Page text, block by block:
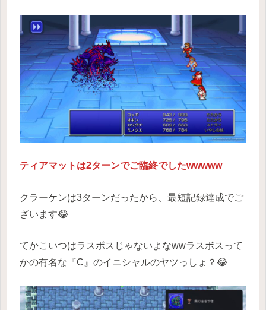
ティアマットは2ターンでご臨終でしたwwwww
クラーケンは3ターンだったから、最短記録達成でご
ざいます😂
てかこいつはラスボスじゃないよなwwラスボスって
かの有名な『C』のイニシャルのヤツっしょ？😂